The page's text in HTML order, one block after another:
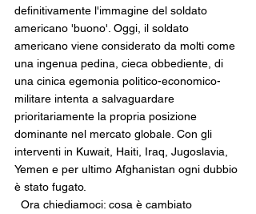
definitivamente l'immagine del soldato
americano 'buono'. Oggi, il soldato
americano viene considerato da molti come
una ingenua pedina, cieca obbediente, di
una cinica egemonia politico-economico-
militare intenta a salvaguardare
prioritariamente la propria posizione
dominante nel mercato globale. Con gli
interventi in Kuwait, Haiti, Iraq, Jugoslavia,
Yemen e per ultimo Afghanistan ogni dubbio
è stato fugato.